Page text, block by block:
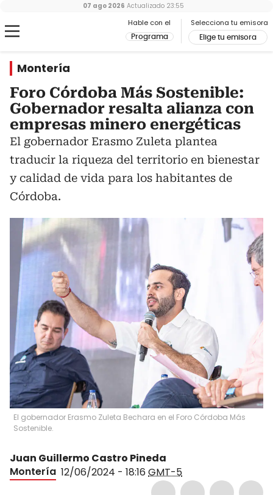
Hable con el
Programa
Selecciona tu emisora
Elige tu emisora
07 ago 2026 Actualizado 23:55
Montería
Foro Córdoba Más Sostenible:
Gobernador resalta alianza con
empresas minero energéticas
El gobernador Erasmo Zuleta plantea
traducir la riqueza del territorio en bienestar
y calidad de vida para los habitantes de
Córdoba.
El gobernador Erasmo Zuleta Bechara en el Foro Córdoba Más
Sostenible.
Juan Guillermo Castro Pineda
Montería 12/06/2024 - 18:16 GMT-5